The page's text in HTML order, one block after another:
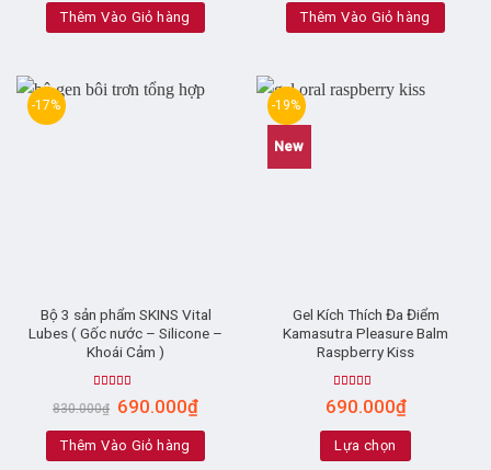
Thêm Vào Giỏ hàng Thêm Vào Giỏ hàng
-17%
Bộ 3 sản phẩm SKINS Vital
Lubes ( Gốc nước – Silicone –
Khoái Cảm )
Rated5.00
out of 5
830.000₫ 690.000₫
Thêm Vào Giỏ hàng
-19%
New
Gel Kích Thích Đa Điểm
Kamasutra Pleasure Balm
Raspberry Kiss
Rated 5.00
out of 5
690.000₫
Lựa chọn